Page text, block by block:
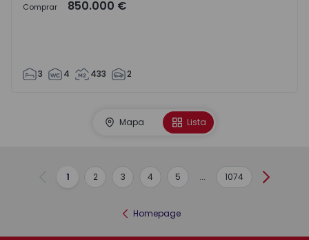
Comprar 850.000 €
3 4 433 2
Mapa Lista
Anterior
1 2 3 4 5 ... 1074
Homepage